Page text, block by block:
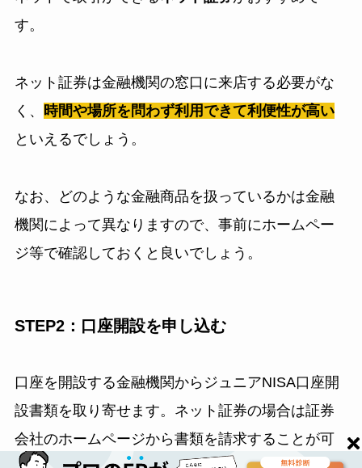
す。
ネット証券は金融機関の窓口に来店する必要がな
く、 時間や場所を問わず利用できて利便性が高い
といえるでしょう。
なお、どのような金融商品を扱っているかは金融
機関によって異なりますので、事前にホームペー
ジ等で確認しておくと良いでしょう。
STEP2：口座開設を申し込む
口座を開設する金融機関からジュニアNISA口座開
設書類を取り寄せます。ネット証券の場合は証券
会社のホームページから書類を請求することが可